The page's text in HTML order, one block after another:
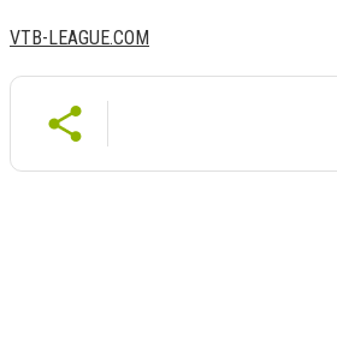
VTB-LEAGUE.COM